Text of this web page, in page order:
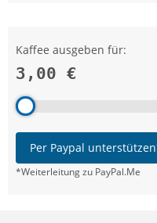
Kaffee ausgeben für:
3,00 €
Per Paypal
*Weiterleitung zu PayPal.Me